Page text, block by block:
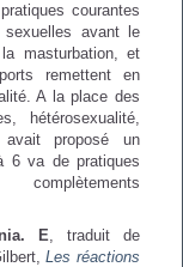
courantes
sexuelles avant le
masturbation, et
remettent en
A la place des
hétérosexualité,
avait proposé un
6 va de pratiques
E , traduit de
Les réactions